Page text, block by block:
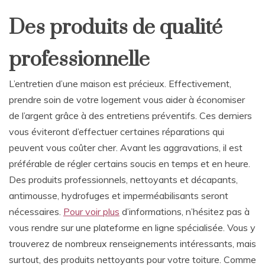
Des produits de qualité
professionnelle
L’entretien d’une maison est précieux. Effectivement,
prendre soin de votre logement vous aider à économiser
de l’argent grâce à des entretiens préventifs. Ces derniers
vous éviteront d’effectuer certaines réparations qui
peuvent vous coûter cher. Avant les aggravations, il est
préférable de régler certains soucis en temps et en heure.
Des produits professionnels, nettoyants et décapants,
antimousse, hydrofuges et imperméabilisants seront
nécessaires. Pour voir plus d’informations, n’hésitez pas à
vous rendre sur une plateforme en ligne spécialisée. Vous y
trouverez de nombreux renseignements intéressants, mais
surtout, des produits nettoyants pour votre toiture. Comme